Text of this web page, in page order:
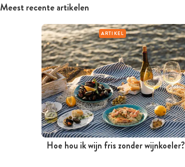
Meest recente artikelen
ARTIKEL
Hoe hou ik wijn fris zonder wijnkoeler?